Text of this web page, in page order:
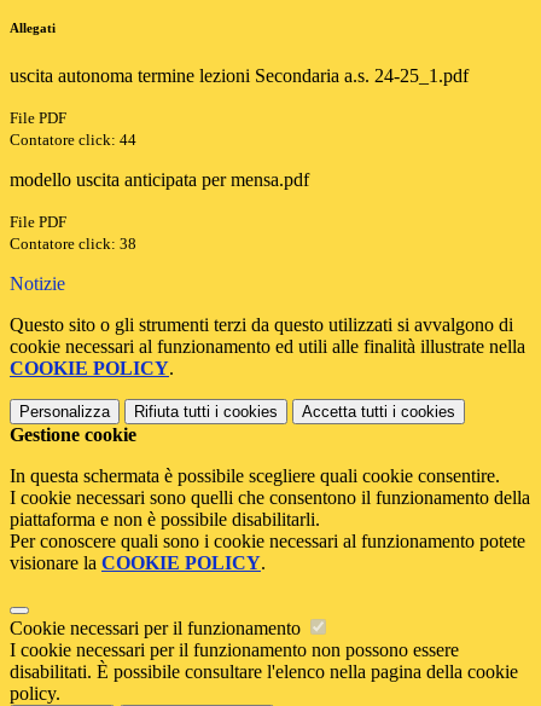
Allegati
uscita autonoma termine lezioni Secondaria a.s. 24-25_1.pdf
File PDF
Contatore click: 44
modello uscita anticipata per mensa.pdf
File PDF
Contatore click: 38
Notizie
Questo sito o gli strumenti terzi da questo utilizzati si avvalgono di
cookie necessari al funzionamento ed utili alle finalità illustrate nella
COOKIE POLICY.
Personalizza Rifiuta tutti i cookies Accetta tutti i cookies
Gestione cookie
In questa schermata è possibile scegliere quali cookie consentire.
I cookie necessari sono quelli che consentono il funzionamento della
piattaforma e non è possibile disabilitarli.
Per conoscere quali sono i cookie necessari al funzionamento potete
visionare la COOKIE POLICY.
Cookie necessari per il funzionamento
I cookie necessari per il funzionamento non possono essere
disabilitati. È possibile consultare l'elenco nella pagina della cookie
policy.